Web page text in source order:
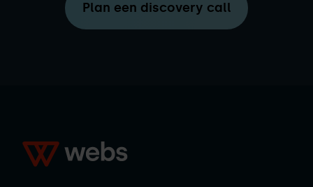
Plan een discovery call